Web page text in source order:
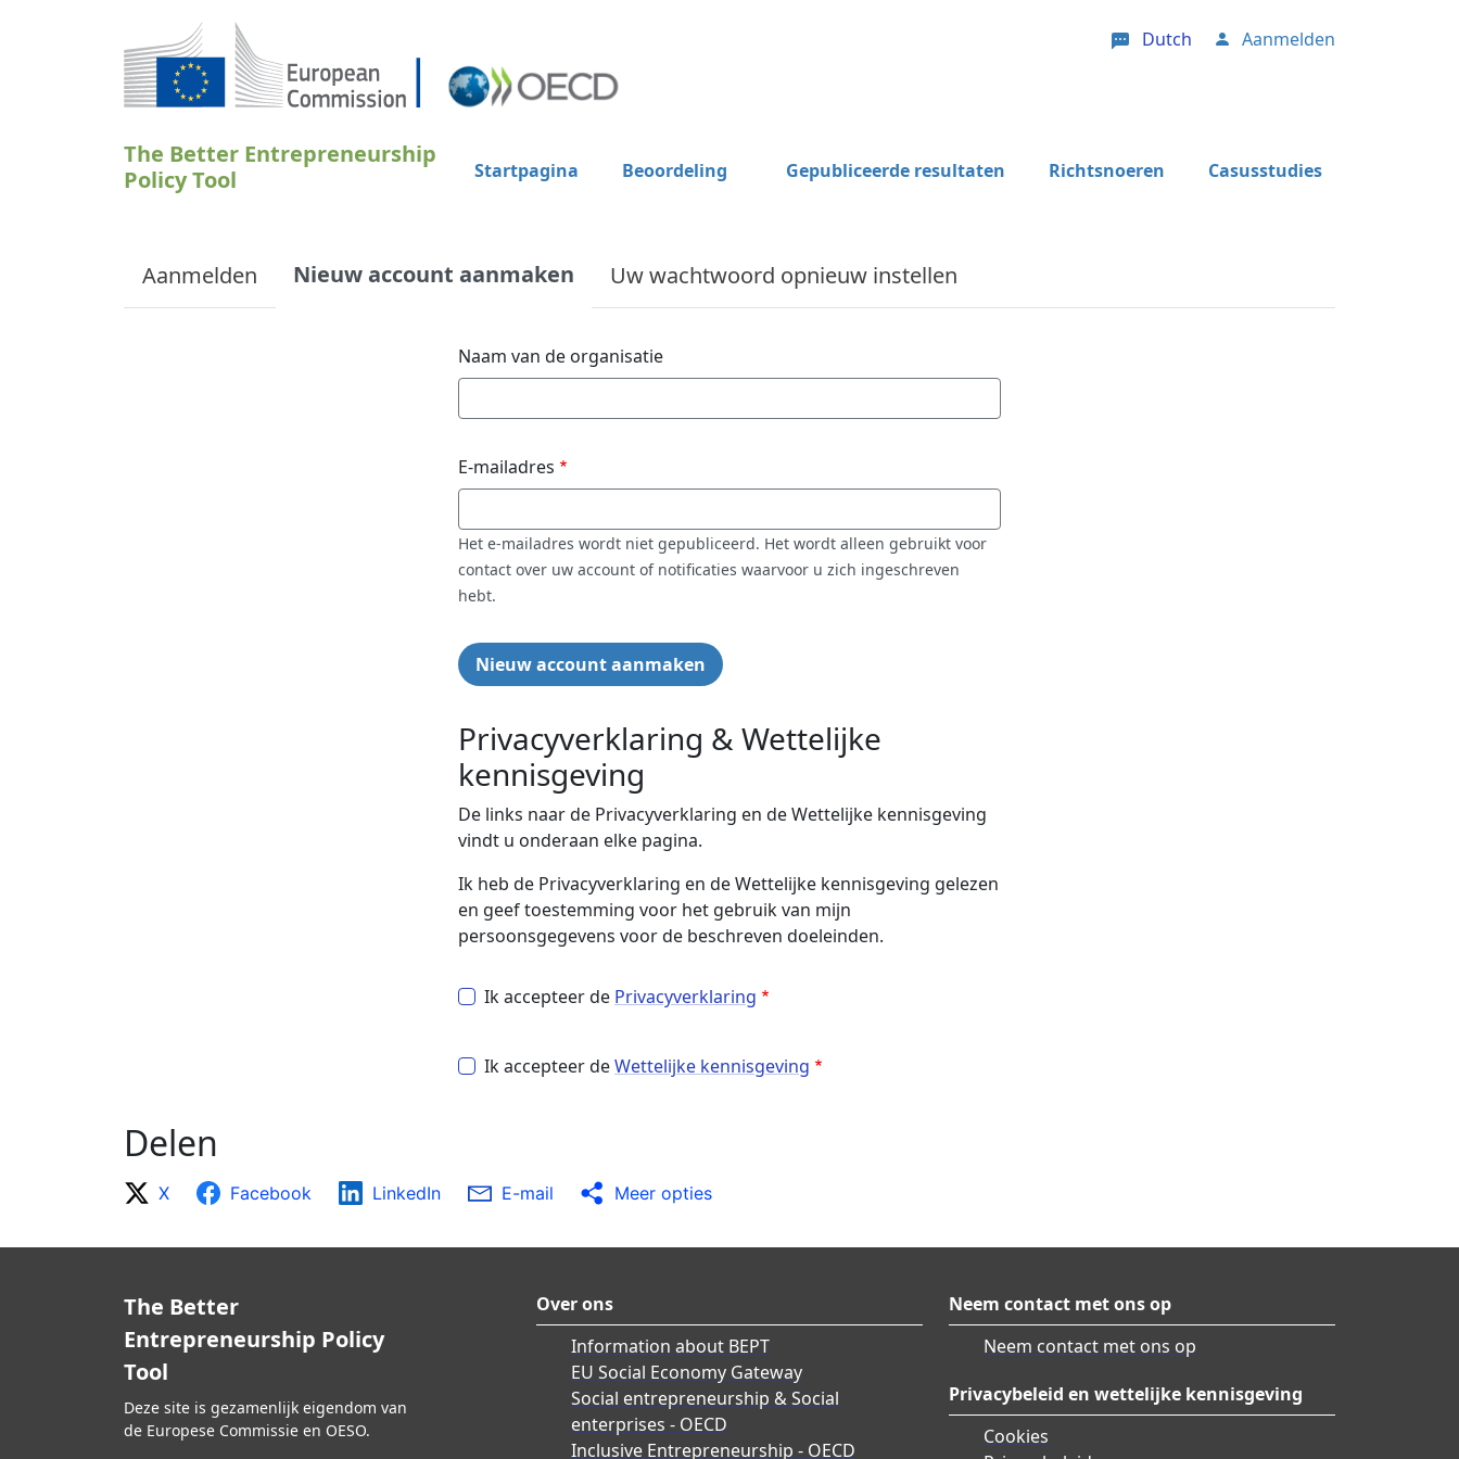
Overslaan en naar de inhoud gaan Dutch User account menu
Aanmelden
The Better Entrepreneurship
Policy Tool
Startpagina Beoordeling Gepubliceerde resultaten Richtsnoeren Casusstudies
Primary tabs
Aanmelden Nieuw account aanmaken Uw wachtwoord opnieuw instellen
Naam van de organisatie
E-mailadres
Het e-mailadres wordt niet gepubliceerd. Het wordt alleen gebruikt voor
contact over uw account of notificaties waarvoor u zich ingeschreven
hebt.
Privacyverklaring & Wettelijke
kennisgeving
De links naar de Privacyverklaring en de Wettelijke kennisgeving
vindt u onderaan elke pagina.
Ik heb de Privacyverklaring en de Wettelijke kennisgeving gelezen
en geef toestemming voor het gebruik van mijn
persoonsgegevens voor de beschreven doeleinden.
Ik accepteer de Privacyverklaring
Ik accepteer deWettelijke kennisgeving
Delen
X Facebook LinkedIn E-mail Meer opties
The Better
Entrepreneurship Policy
Tool
Deze site is gezamenlijk eigendom van
de Europese Commissie en OESO.
Over ons
Information about BEPT
EU Social Economy Gateway
Social entrepreneurship & Social
enterprises - OECD
Inclusive Entrepreneurship - OECD
Neem contact met ons op
Neem contact met ons op
Privacybeleid en wettelijke kennisgeving
Cookies